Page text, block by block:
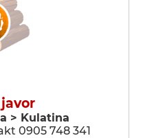
> Kulatina
0905 748 341